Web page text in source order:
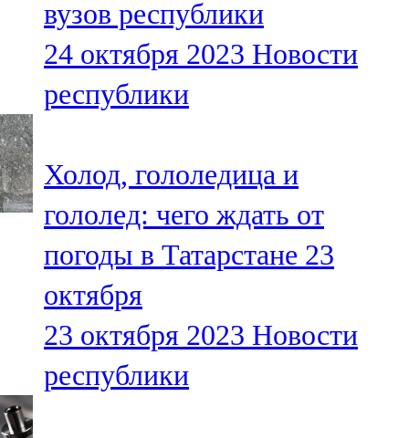
вузов республики
24 октября 2023 Новости
республики
Холод, гололедица и
гололед: чего ждать от
погоды в Татарстане 23
октября
23 октября 2023 Новости
республики